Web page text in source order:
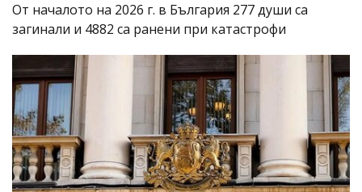
От началото на 2026 г. в България 277 души са
загинали и 4882 са ранени при катастрофи